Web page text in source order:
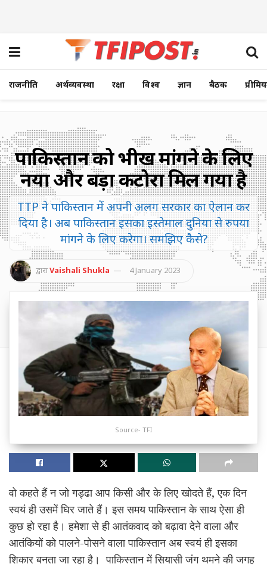
राजनीति अर्थव्यवस्था रक्षा विश्व ज्ञान बैठक
पाकिस्तान को भीख मांगने के लिए
नया और बड़ा कटोरा मिल गया है
TTP ने पाकिस्तान में अपनी अलग सरकार का ऐलान कर
दिया है। अब पाकिस्तान इसका इस्तेमाल दुनिया से रुपया
मांगने के लिए करेगा। समझिए कैसे?
द्वाराVaishali Shukla 4 January 2023
Source- TFI
वो कहते हैं न जो गड्ढा आप किसी और के लिए खोदते हैं, एक दिन
स्वयं ही उसमें घिर जाते हैं। इस समय पाकिस्तान के साथ ऐसा ही
कुछ हो रहा है। हमेशा से ही आतंकवाद को बढ़ावा देने वाला और
आतंकियों को पालने-पोसने वाला पाकिस्तान अब स्वयं ही इसका
शिकार बनता जा रहा है। पाकिस्तान में सियासी जंग थमने की जगह